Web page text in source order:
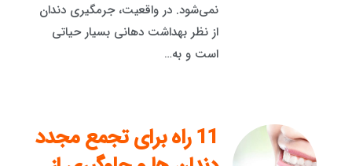
نمی‌شود. در واقعیت، جرمگیری دندان
از نظر بهداشت دهانی بسیار حیاتی
است و به…
11 راه برای تجمع مجدد